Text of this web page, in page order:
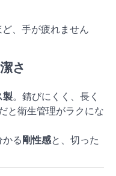
ど、手が疲れません
さ
製。錆びにくく、長く
と衛生管理がラクにな
る剛性感と、切った